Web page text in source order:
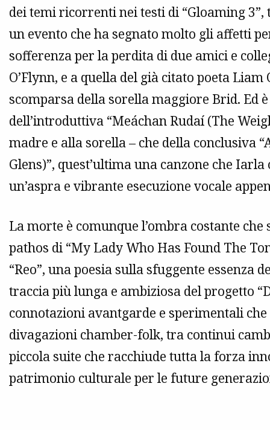
dei temi ricorrenti nei testi di “Gloaming
un evento che ha segnato molto gli affetti
sofferenza per la perdita di due amici e
O’Flynn, e a quella del già citato poeta
scomparsa della sorella maggiore Brid. Ed
dell’introduttiva “Meáchan Rudaí (The
madre e alla sorella – che della conclusiva
Glens)”, quest’ultima una canzone che
un’aspra e vibrante esecuzione vocale
La morte è comunque l’ombra costante
pathos di “My Lady Who Has Found The
“Reo”, una poesia sulla sfuggente essenza
traccia più lunga e ambiziosa del progetto
connotazioni avantgarde e sperimentali
divagazioni chamber-folk, tra continui
piccola suite che racchiude tutta la forza
patrimonio culturale per le future